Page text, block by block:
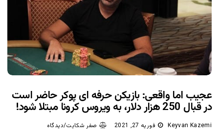
عجیب اما واقعی: بازیکن حرفه ای پوکر حاضر است
در قبال 250 هزار دلار، به ویروس کرونا مبتلا شود!
Keyvan Kazemi فوریه 27, 2021 صفر شکایت/دیدگاه